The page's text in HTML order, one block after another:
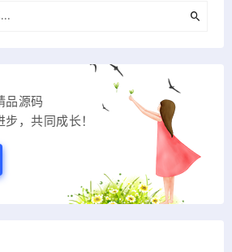
品源码
，共同成长！